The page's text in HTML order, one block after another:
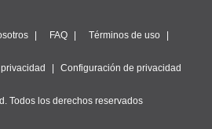
FAQ Términos de uso
Configuración de privacidad
Todos los derechos reservados